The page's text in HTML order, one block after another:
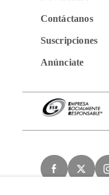
Contáctanos
Suscripciones
Anúnciate